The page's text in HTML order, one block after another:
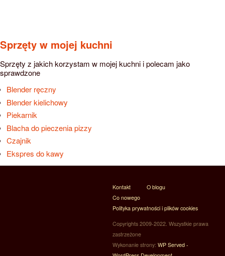
Sprzęty w mojej kuchni
Sprzęty z jakich korzystam w mojej kuchni i polecam jako
sprawdzone
Blender ręczny
Blender kielichowy
Piekarnik
Blacha do pieczenia pizzy
Czajnik
Ekspres do kawy
Kontakt
O blogu
Co nowego
Polityka prywatności i plików cookies
Copyrights 2009-2022. Wszystkie prawa
zastrzeżone
Wykonanie strony: WP Served -